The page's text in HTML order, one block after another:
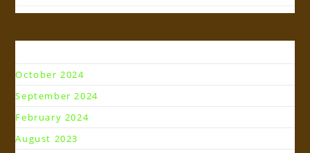
Arsip
October 2024
September 2024
February 2024
August 2023